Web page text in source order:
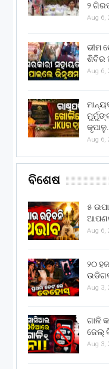
୨
Aug 6,
ଭୀମ
ଶିବିର
Aug 6,
Aug 6,
ବିଶେଷ
୫
Aug 6,
୨୦
Aug 3,
ଗାଳି
ଜେଲ୍
Aug 3,